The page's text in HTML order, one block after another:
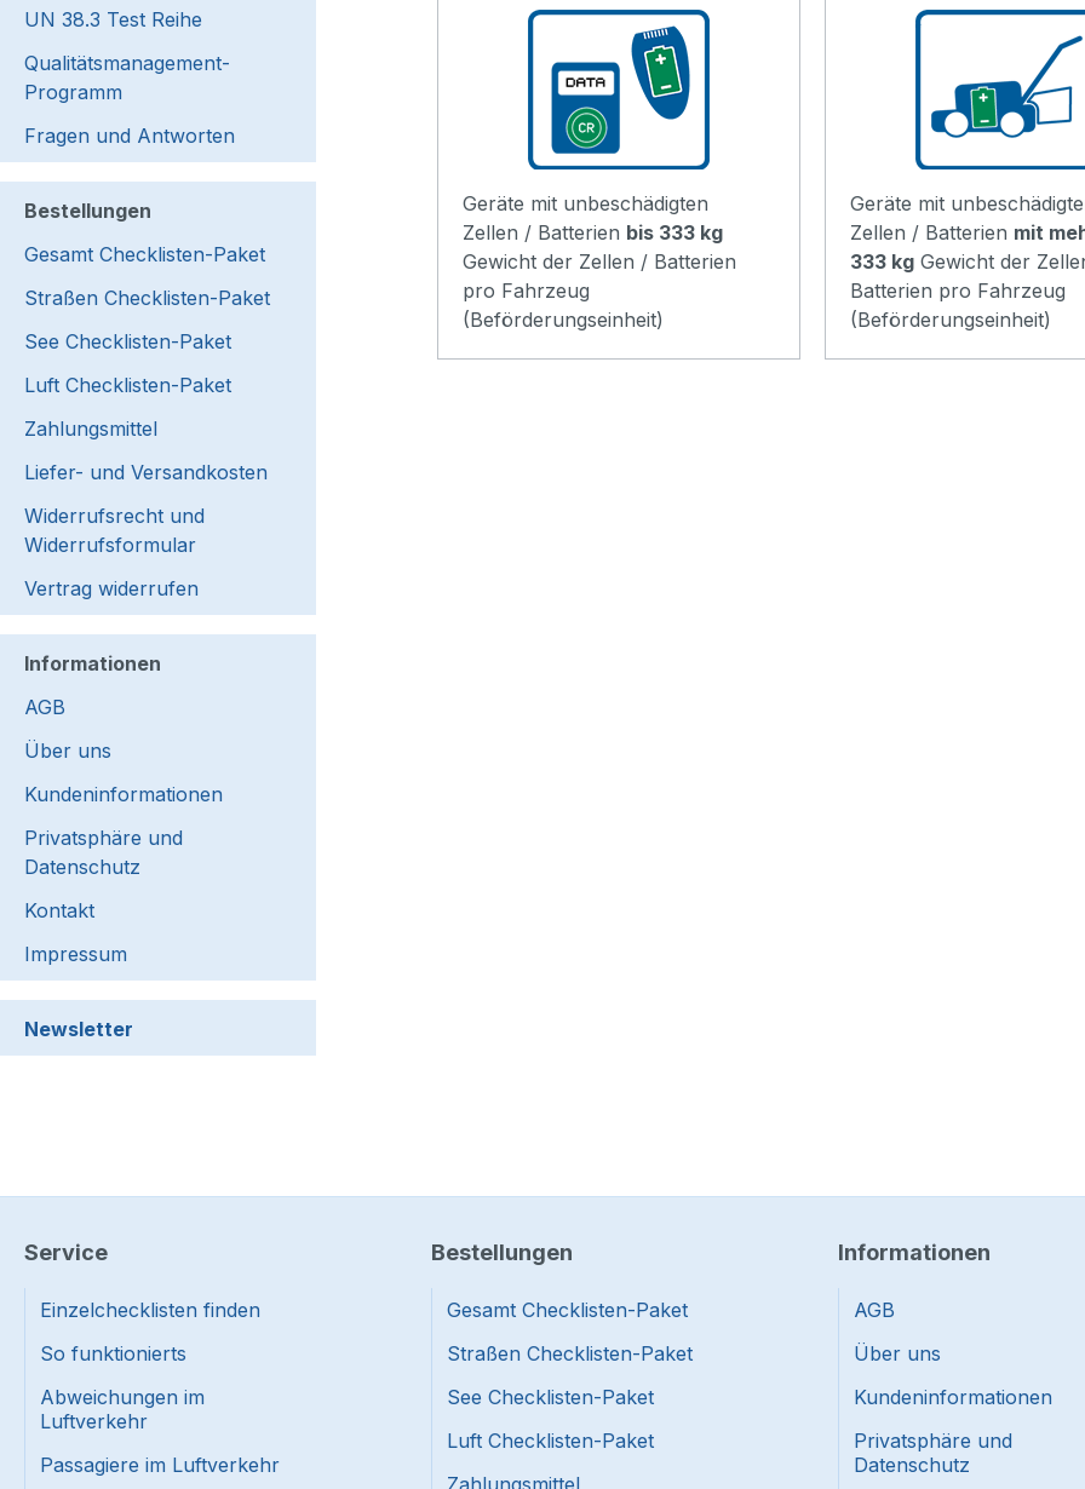
UN 38.3 Test Reihe
Qualitätsmanagement-
Programm
Fragen und Antworten
Bestellungen
Gesamt Checklisten-Paket
Straßen Checklisten-Paket
See Checklisten-Paket
Luft Checklisten-Paket
Zahlungsmittel
Liefer- und Versandkosten
Widerrufsrecht und
Widerrufsformular
Vertrag widerrufen
Informationen
AGB
Über uns
Kundeninformationen
Privatsphäre und
Datenschutz
Kontakt
Impressum
Newsletter
Geräte mit unbeschädigten
Zellen / Batterien bis 333 kg
Gewicht der Zellen / Batterien
pro Fahrzeug
(Beförderungseinheit)
Geräte mit
Zellen / Batterien mit
333 kg Gewicht der
Batterien pro Fahrzeug
(Beförderungseinheit)
Service
Einzelchecklisten finden
So funktionierts
Abweichungen im
Luftverkehr
Passagiere im Luftverkehr
Bestellungen
Gesamt Checklisten-Paket
Straßen Checklisten-Paket
See Checklisten-Paket
Luft Checklisten-Paket
Informationen
AGB
Über uns
Kundeninformationen
Privatsphäre und
Datenschutz